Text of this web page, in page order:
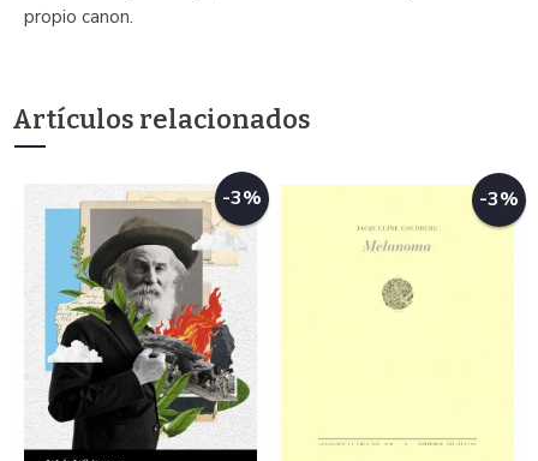
propio canon.
Artículos relacionados
-3% -3%